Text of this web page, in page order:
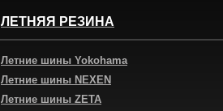
ЛЕТНЯЯ РЕЗИНА
Летние шины Yokohama
Летние шины NEXEN
Летние шины ZETA